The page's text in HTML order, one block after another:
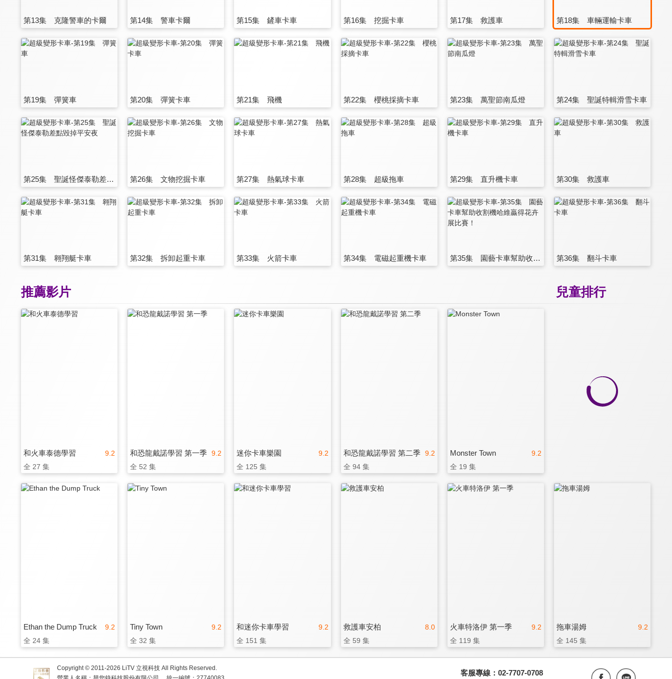
第13集 克隆警車的卡爾 第14集 警車卡爾 第15集 鏟車卡車 第16集 挖掘卡車 第17集 救護車 第18集 車輛運輸卡車
第19集 彈簧車 第20集 彈簧卡車 第21集 飛機 第22集 櫻桃採摘卡車 第23集 萬聖節南瓜燈 第24集 聖誕特輯滑雪卡車
第25集 聖誕怪傑泰勒差點毀掉平安夜 第26集 文物挖掘卡車 第27集 熱氣球卡車 第28集 超級拖車 第29集 直升機卡車 第30集 救護車
第31集 翱翔艇卡車 第32集 拆卸起重卡車 第33集 火箭卡車 第34集 電磁起重機卡車 第35集 園藝卡車幫助收割機哈維贏得花卉展比賽！ 第36集 翻斗卡車
兒童排行
推薦影片
9.2
和火車泰德學習
全 27 集
9.2
和恐龍戴諾學習 第一季
全 52 集
9.2
迷你卡車樂園
全 125 集
9.2
和恐龍戴諾學習 第二季
全 94 集
9.2
Monster Town
全 19 集
9.2
Ethan the Dump Truck
全 24 集
9.2
Tiny Town
全 32 集
9.2
和迷你卡車學習
全 151 集
8.0
救護車安柏
全 59 集
9.2
火車特洛伊 第一季
全 119 集
9.2
拖車湯姆
全 145 集
Copyright © 2011-2026 LiTV 立視科技 All Rights Reserved.
客服專線：02-7707-0708